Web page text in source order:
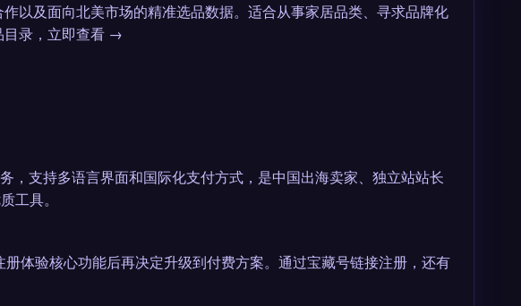
以及面向北美市场的精准选品数据。适合从事家居品类、寻求品牌化
目录，立即查看 →
，支持多语言界面和国际化支付方式，是中国出海卖家、独立站站长
工具。
体验核心功能后再决定升级到付费方案。通过宝藏号链接注册，还有